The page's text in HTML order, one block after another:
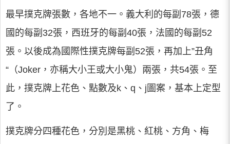
最早撲克牌張數，各地不一。義大利的每副78張，德
國的每副32張，西班牙的每副40張，法國的每副52
張。以後成為國際性撲克牌每副52張，再加上”丑角
“（Joker，亦稱大小王或大小鬼）兩張，共54張。至
此，撲克牌上花色、點數及k、q、j圖案，基本上定型
了。
撲克牌分四種花色，分別是黑桃、紅桃、方角、梅